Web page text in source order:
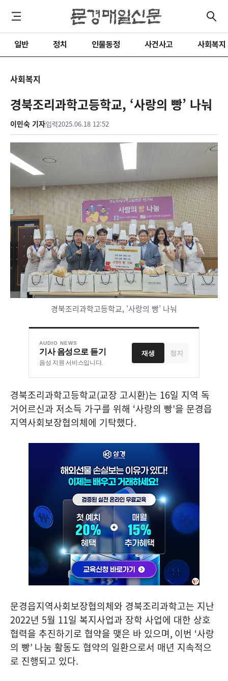
일반 정치 인물동정 사건사고 사회복지
사회복지
경북조리과학고등학교, ‘사랑의 빵’ 나눠
이민숙 기자입력2025.06.18 12:52
경북조리과학고등학교, ‘사랑의 빵’ 나눠
AUDIO NEWS
기사 음성으로 듣기
음성 지원 서비스입니다.
재생 정지
경북조리과학고등학교(교장 고시환)는 16일 지역 독
거어르신과 저소득 가구를 위해 ‘사랑의 빵’을 문경읍
지역사회보장협의체에 기탁했다.
문경읍지역사회보장협의체와 경북조리과학고는 지난
2022년 5월 11일 복지사업과 장학 사업에 대한 상호
협력을 추진하기로 협약을 맺은 바 있으며, 이번 ‘사랑
의 빵’ 나눔 활동도 협약의 일환으로서 매년 지속적으
로 진행되고 있다.